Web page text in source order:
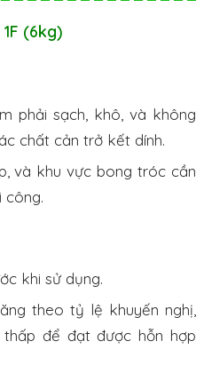
(6kg)
phải sạch, khô, và không
chất cản trở kết dính.
và khu vực bong tróc cần
công.
khi sử dụng.
theo tỷ lệ khuyến nghị,
để đạt được hỗn hợp